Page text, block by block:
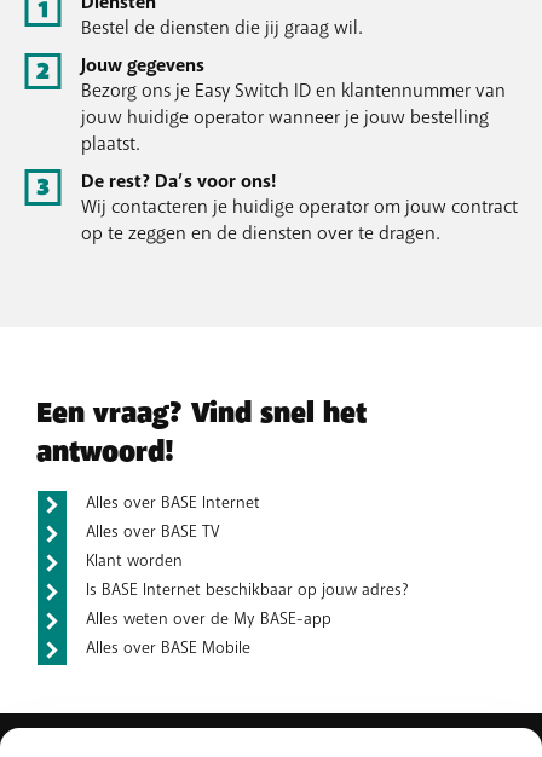
Bestel de diensten die jij graag wil.
Jouw gegevens
Bezorg ons je Easy Switch ID en klantennummer van
jouw huidige operator wanneer je jouw bestelling
plaatst.
De rest? Da’s voor ons!
Wij contacteren je huidige operator om jouw contract
op te zeggen en de diensten over te dragen.
Een vraag? Vind snel het
antwoord!
Alles over BASE Internet
Alles over BASE TV
Klant worden
Is BASE Internet beschikbaar op jouw adres?
Alles weten over de My BASE-app
Alles over BASE Mobile